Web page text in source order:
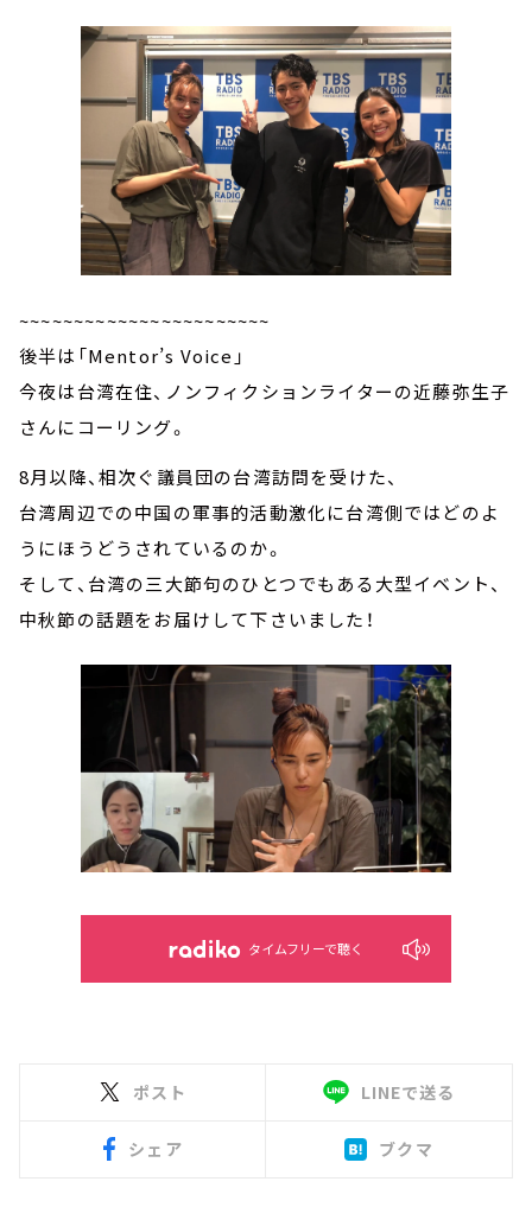
~~~~~~~~~~~~~~~~~~~~~~~
後半は「Mentor’s Voice」
今夜は台湾在住、ノンフィクションライターの近藤弥生子
さんにコーリング。
8月以降、相次ぐ議員団の台湾訪問を受けた、
台湾周辺での中国の軍事的活動激化に台湾側ではどのよ
うにほうどうされているのか。
そして、台湾の三大節句のひとつでもある大型イベント、
中秋節の話題をお届けして下さいました！
タイムフリーで聴く
ポスト LINEで送る
シェア ブクマ